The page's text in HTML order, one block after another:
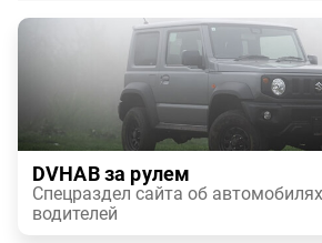
DVHAB за рулем
Спецраздел сайта об
водителей